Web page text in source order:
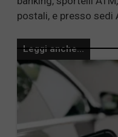
postali, e presso sedi
Leggi anche...